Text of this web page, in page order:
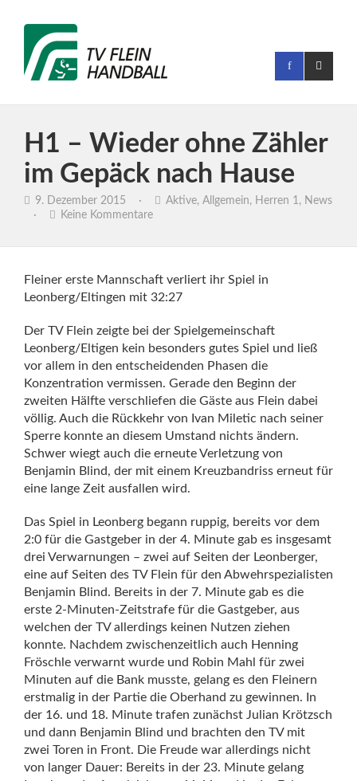
H1 – Wieder ohne Zähler
im Gepäck nach Hause
9. Dezember 2015 · Aktive, Allgemein, Herren 1, News
·
Keine Kommentare
Fleiner erste Mannschaft verliert ihr Spiel in
Leonberg/Eltingen mit 32:27
Der TV Flein zeigte bei der Spielgemeinschaft
Leonberg/Eltigen kein besonders gutes Spiel und ließ
vor allem in den entscheidenden Phasen die
Konzentration vermissen. Gerade den Beginn der
zweiten Hälfte verschliefen die Gäste aus Flein dabei
völlig. Auch die Rückkehr von Ivan Miletic nach seiner
Sperre konnte an diesem Umstand nichts ändern.
Schwer wiegt auch die erneute Verletzung von
Benjamin Blind, der mit einem Kreuzbandriss erneut für
eine lange Zeit ausfallen wird.
Das Spiel in Leonberg begann ruppig, bereits vor dem
2:0 für die Gastgeber in der 4. Minute gab es insgesamt
drei Verwarnungen – zwei auf Seiten der Leonberger,
eine auf Seiten des TV Flein für den Abwehrspezialisten
Benjamin Blind. Bereits in der 7. Minute gab es die
erste 2-Minuten-Zeitstrafe für die Gastgeber, aus
welchen der TV allerdings keinen Nutzen ziehen
konnte. Nachdem zwischenzeitlich auch Henning
Fröschle verwarnt wurde und Robin Mahl für zwei
Minuten auf die Bank musste, gelang es den Fleinern
erstmalig in der Partie die Oberhand zu gewinnen. In
der 16. und 18. Minute trafen zunächst Julian Krötzsch
und dann Benjamin Blind und brachten den TV mit
zwei Toren in Front. Die Freude war allerdings nicht
von langer Dauer: Bereits in der 23. Minute gelang